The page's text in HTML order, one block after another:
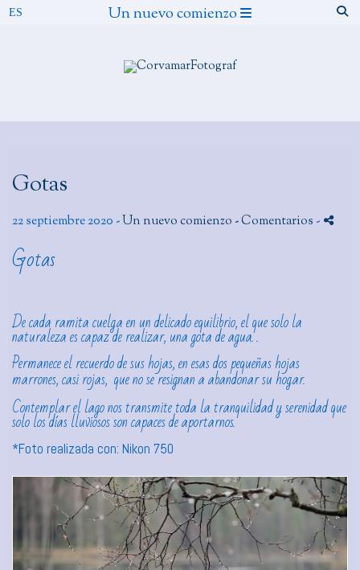
Un nuevo comienzo
Gotas
22 septiembre 2020 -Un nuevo comienzo - Comentarios -
Gotas
De cada ramita cuelga en un delicado equilibrio, el que solo la
naturaleza es capaz de realizar, una gota de agua. .
Permanece el recuerdo de sus hojas, en esas dos pequeñas hojas
marrones, casi rojas, que no se resignan a abandonar su hogar.
Contemplar el lago nos transmite toda la tranquilidad y serenidad que
solo los días lluviosos son capaces de aportarnos.
*Foto realizada con: Nikon 750